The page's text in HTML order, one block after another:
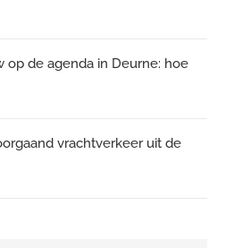
op de agenda in Deurne: hoe
vrachtverkeer uit de